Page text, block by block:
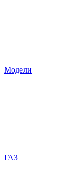
Модели
ГАЗ